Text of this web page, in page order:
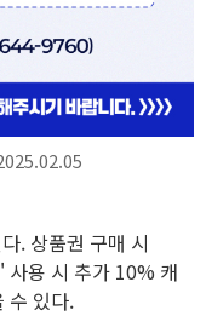
. 상품권 구매 시
사용 시 추가 10% 캐
수 있다.